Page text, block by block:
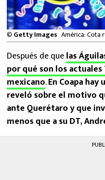
NFL
© Getty Images América: Cota
Después de quelas
por qué son los
mexicano.En Coapa
reveló sobre el motivo
ante Querétaro y que
menos que a su DT,